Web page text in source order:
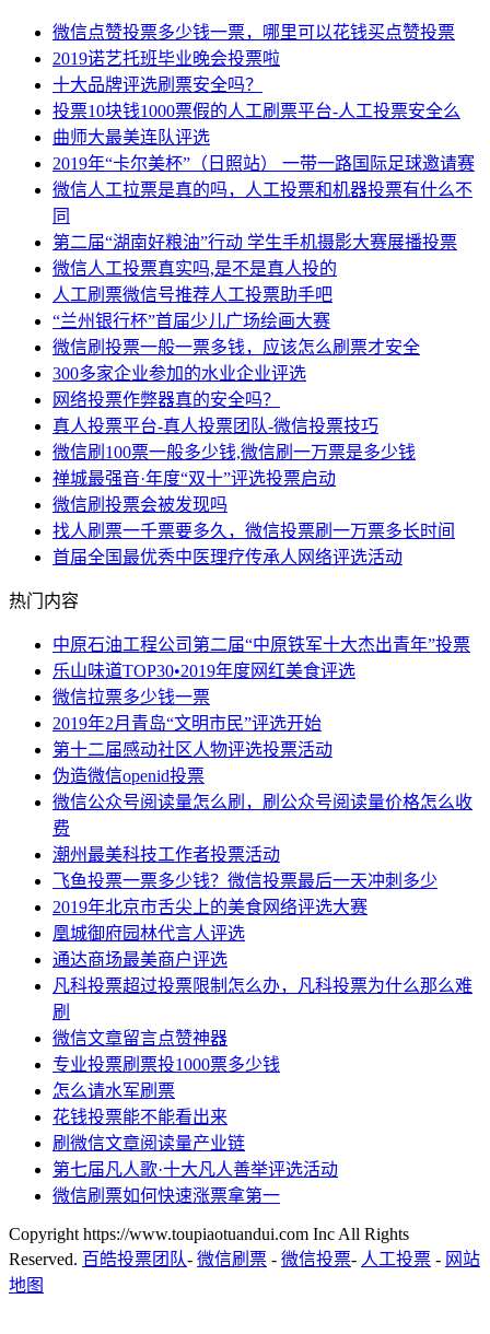
微信点赞投票多少钱一票，哪里可以花钱买点赞投票
2019诺艺托班毕业晚会投票啦
十大品牌评选刷票安全吗？
投票10块钱1000票假的人工刷票平台-人工投票安全么
曲师大最美连队评选
2019年“卡尔美杯”（日照站） 一带一路国际足球邀请赛
微信人工拉票是真的吗，人工投票和机器投票有什么不
同
第二届“湖南好粮油”行动 学生手机摄影大赛展播投票
微信人工投票真实吗,是不是真人投的
人工刷票微信号推荐人工投票助手吧
“兰州银行杯”首届少儿广场绘画大赛
微信刷投票一般一票多钱，应该怎么刷票才安全
300多家企业参加的水业企业评选
网络投票作弊器真的安全吗？
真人投票平台-真人投票团队-微信投票技巧
微信刷100票一般多少钱,微信刷一万票是多少钱
禅城最强音·年度“双十”评选投票启动
微信刷投票会被发现吗
找人刷票一千票要多久，微信投票刷一万票多长时间
首届全国最优秀中医理疗传承人网络评选活动
热门内容
中原石油工程公司第二届“中原铁军十大杰出青年”投票
乐山味道TOP30•2019年度网红美食评选
微信拉票多少钱一票
2019年2月青岛“文明市民”评选开始
第十二届感动社区人物评选投票活动
伪造微信openid投票
微信公众号阅读量怎么刷，刷公众号阅读量价格怎么收
费
潮州最美科技工作者投票活动
飞鱼投票一票多少钱？微信投票最后一天冲刺多少
2019年北京市舌尖上的美食网络评选大赛
凰城御府园林代言人评选
通达商场最美商户评选
凡科投票超过投票限制怎么办，凡科投票为什么那么难
刷
微信文章留言点赞神器
专业投票刷票投1000票多少钱
怎么请水军刷票
花钱投票能不能看出来
刷微信文章阅读量产业链
第七届凡人歌·十大凡人善举评选活动
微信刷票如何快速涨票拿第一
Copyright https://www.toupiaotuandui.com Inc All Rights
Reserved. 百皓投票团队- 微信刷票 - 微信投票- 人工投票 - 网站
地图